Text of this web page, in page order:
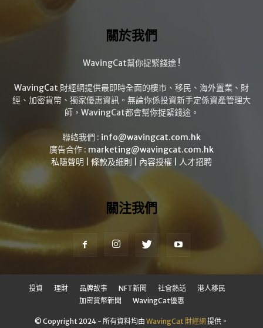
關於我們
WavingCat幫你捉緊錢途 !
WavingCat 財經網提供最即時全面的樓市、移民、海外置業、財
經、加密貨幣、獨家優惠資訊。無論你係投資新手定係資產管理大
師，WavingCat都會幫你捉緊錢途。
聯絡我們 : info@wavingcat.com.hk
廣告合作 : marketing@wavingcat.com.hk
私隱聲明
條款及細則 內容授權 人才招聘
關注我們
投資 理財 品牌故事 NFT新聞 社會熱話
港人移民
加密貨幣新聞
WavingCat優惠
© Copyright 2024 - 所有資料均由 WavingCat 財經網 提供。